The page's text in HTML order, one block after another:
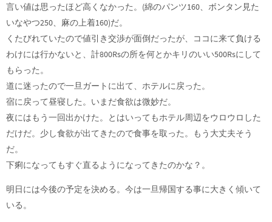
言い値は思ったほど高くなかった。(綿のパンツ160、ボンタン見た
いなやつ250、麻の上着160)だ。
くたびれていたので値引き交渉が面倒だったが、ココに来て負ける
わけには行かないと、計800Rsの所を何とかキリのいい500Rsにして
もらった。
道に迷ったので一旦ガートに出て、ホテルに戻った。
宿に戻って昼寝した。いまだ食欲は微妙だ。
夜にはもう一回出かけた。とはいってもホテル周辺をウロウロした
だけだ。少し食欲が出てきたので食事を取った。もう大丈夫そう
だ。
下痢になってもすぐ直るようになってきたのかな？。
明日には今後の予定を決める。今は一旦帰国する事に大きく傾いて
いる。